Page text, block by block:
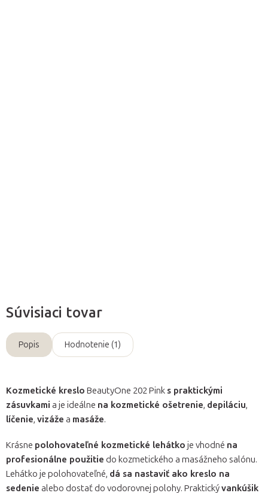
Súvisiaci tovar
Popis Hodnotenie (1)
Kozmetické kreslo BeautyOne 202 Pink s praktickými
zásuvkami a je ideálne na kozmetické ošetrenie, depiláciu,
líčenie, vizáže a masáže.
Krásne polohovateľné kozmetické lehátko je vhodné na
profesionálne použitie do kozmetického a masážneho salónu.
Lehátko je polohovateľné, dá sa nastaviť ako kreslo na
sedenie alebo dostať do vodorovnej polohy. Praktickývankúšik